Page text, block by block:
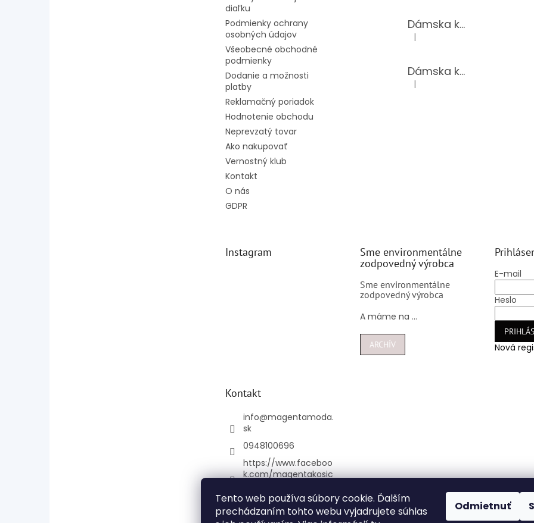
Tento web používa súbory cookie. Ďalším
prechádzaním tohto webu vyjadrujete súhlas
Odmietnuť
diaľku
Podmienky ochrany
osobných údajov
Všeobecné obchodné
podmienky
Dodanie a možnosti
platby
Reklamačný poriadok
Hodnotenie obchodu
Neprevzatý tovar
Ako nakupovať
Vernostný klub
Kontakt
O nás
GDPR
Dámska kožená kabelka TS-112-14/PUDER
Hodnotenie produktu je 5 z 5
|
Dámska kožená kabelka TS-98-141/GOLD
Hodnotenie produktu je 5 z 5
|
Instagram
Sme environmentálne
zodpovedný výrobca
Sme environmentálne
zodpovedný výrobca
A máme na ...
ARCHÍV
E-mail
Heslo
Nová
Kontakt
info@magentamoda.
sk
0948100696
https://www.faceboo
k.com/magentakosic
magenta_kosice/
+421948100696